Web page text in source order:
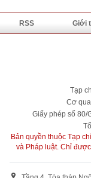
RSS Giới
Tạp
Cơ
Giấy phép số 80/
Bản quyền thuộc Tạp
và Pháp luật. Chỉ